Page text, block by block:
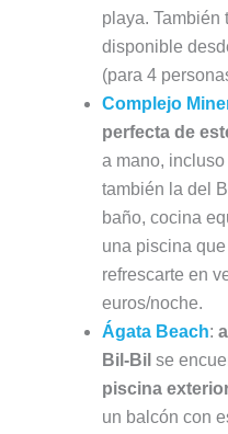
playa. También
disponible
(para 4
Complejo
perfecta de
a mano,
también la del
baño, cocina
una piscina
refrescarte en
euros/noche.
Ágata Beach:
Bil-Bil se
piscina
un balcón con